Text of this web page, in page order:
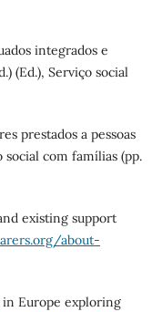
integrados e
(Ed.), Serviço social
prestados a pessoas
social com famílias (pp.
existing support
about-
in Europe exploring